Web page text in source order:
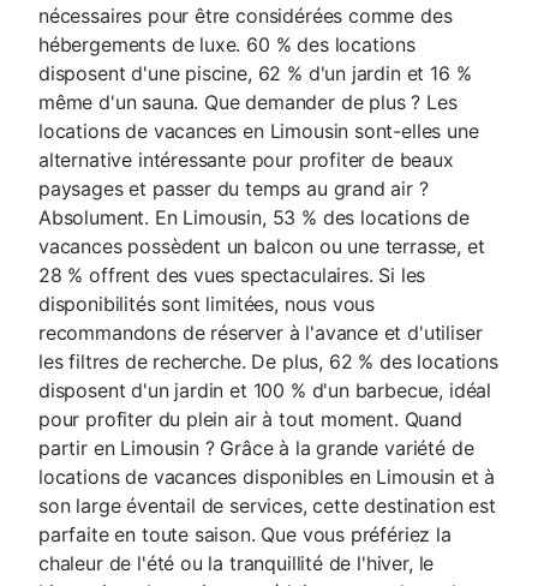
nécessaires pour être considérées comme des
hébergements de luxe. 60 % des locations
disposent d'une piscine, 62 % d'un jardin et 16 %
même d'un sauna. Que demander de plus ? Les
locations de vacances en Limousin sont-elles une
alternative intéressante pour profiter de beaux
paysages et passer du temps au grand air ?
Absolument. En Limousin, 53 % des locations de
vacances possèdent un balcon ou une terrasse, et
28 % offrent des vues spectaculaires. Si les
disponibilités sont limitées, nous vous
recommandons de réserver à l'avance et d'utiliser
les filtres de recherche. De plus, 62 % des locations
disposent d'un jardin et 100 % d'un barbecue, idéal
pour profiter du plein air à tout moment. Quand
partir en Limousin ? Grâce à la grande variété de
locations de vacances disponibles en Limousin et à
son large éventail de services, cette destination est
parfaite en toute saison. Que vous préfériez la
chaleur de l'été ou la tranquillité de l'hiver, le